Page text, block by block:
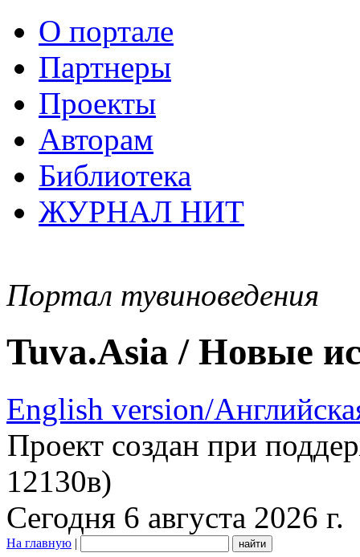
О портале
Партнеры
Проекты
Авторам
Библиотека
ЖУРНАЛ НИТ
Портал тувиноведения
Tuva.Asia / Новые
English version/
Проект создан при
12130в)
Сегодня 6 августа 2026 г.
На главную |